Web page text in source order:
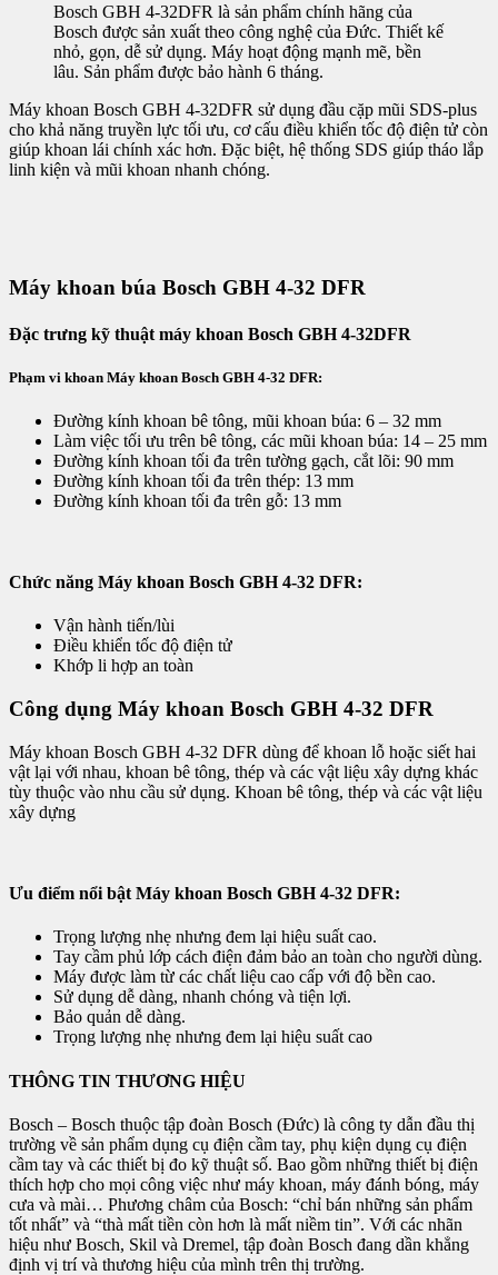
Bosch GBH 4-32DFR là sản phẩm chính hãng của
Bosch được sản xuất theo công nghệ của Đức. Thiết kế
nhỏ, gọn, dễ sử dụng. Máy hoạt động mạnh mẽ, bền
lâu. Sản phẩm được bảo hành 6 tháng.
Máy khoan Bosch GBH 4-32DFR sử dụng đầu cặp mũi SDS-plus
cho khả năng truyền lực tối ưu, cơ cấu điều khiển tốc độ điện tử còn
giúp khoan lái chính xác hơn. Đặc biệt, hệ thống SDS giúp tháo lắp
linh kiện và mũi khoan nhanh chóng.
Máy khoan búa Bosch GBH 4-32 DFR
Đặc trưng kỹ thuật máy khoan Bosch GBH 4-32DFR
Phạm vi khoan Máy khoan Bosch GBH 4-32 DFR:
Đường kính khoan bê tông, mũi khoan búa: 6 – 32 mm
Làm việc tối ưu trên bê tông, các mũi khoan búa: 14 – 25 mm
Đường kính khoan tối đa trên tường gạch, cắt lõi: 90 mm
Đường kính khoan tối đa trên thép: 13 mm
Đường kính khoan tối đa trên gỗ: 13 mm
Chức năng Máy khoan Bosch GBH 4-32 DFR:
Vận hành tiến/lùi
Điều khiển tốc độ điện tử
Khớp li hợp an toàn
Công dụng Máy khoan Bosch GBH 4-32 DFR
Máy khoan Bosch GBH 4-32 DFR dùng để khoan lỗ hoặc siết hai
vật lại với nhau, khoan bê tông, thép và các vật liệu xây dựng khác
tùy thuộc vào nhu cầu sử dụng. Khoan bê tông, thép và các vật liệu
xây dựng
Ưu điểm nổi bật Máy khoan Bosch GBH 4-32 DFR:
Trọng lượng nhẹ nhưng đem lại hiệu suất cao.
Tay cầm phủ lớp cách điện đảm bảo an toàn cho người dùng.
Máy được làm từ các chất liệu cao cấp với độ bền cao.
Sử dụng dễ dàng, nhanh chóng và tiện lợi.
Bảo quản dễ dàng.
Trọng lượng nhẹ nhưng đem lại hiệu suất cao
THÔNG TIN THƯƠNG HIỆU
Bosch – Bosch thuộc tập đoàn Bosch (Đức) là công ty dẫn đầu thị
trường về sản phẩm dụng cụ điện cầm tay, phụ kiện dụng cụ điện
cầm tay và các thiết bị đo kỹ thuật số. Bao gồm những thiết bị điện
thích hợp cho mọi công việc như máy khoan, máy đánh bóng, máy
cưa và mài… Phương châm của Bosch: “chỉ bán những sản phẩm
tốt nhất” và “thà mất tiền còn hơn là mất niềm tin”. Với các nhãn
hiệu như Bosch, Skil và Dremel, tập đoàn Bosch đang dần khẳng
định vị trí và thương hiệu của mình trên thị trường.